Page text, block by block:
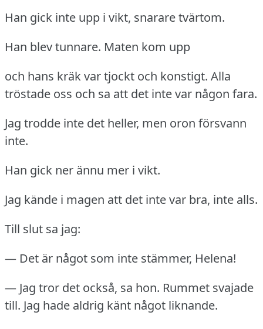
Han gick inte upp i vikt, snarare tvärtom.
Han blev tunnare. Maten kom upp
och hans kräk var tjockt och konstigt. Alla
tröstade oss och sa att det inte var någon fara.
Jag trodde inte det heller, men oron försvann
inte.
Han gick ner ännu mer i vikt.
Jag kände i magen att det inte var bra, inte alls.
Till slut sa jag:
— Det är något som inte stämmer, Helena!
— Jag tror det också, sa hon. Rummet svajade
till. Jag hade aldrig känt något liknande.